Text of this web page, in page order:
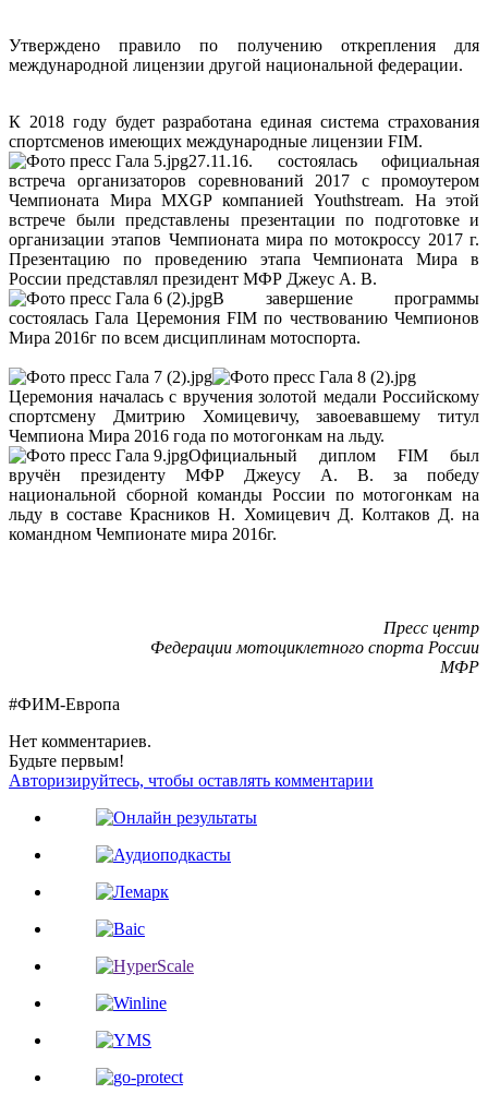
Утверждено правило по получению открепления для
международной лицензии другой национальной федерации.
К 2018 году будет разработана единая система страхования
спортсменов имеющих международные лицензии FIM.
27.11.16. состоялась официальная
встреча организаторов соревнований 2017 с промоутером
Чемпионата Мира MXGP компанией Youthstream. На этой
встрече были представлены презентации по подготовке и
организации этапов Чемпионата мира по мотокроссу 2017 г.
Презентацию по проведению этапа Чемпионата Мира в
России представлял президент МФР Джеус А. В.
В завершение программы
состоялась Гала Церемония FIM по чествованию Чемпионов
Мира 2016г по всем дисциплинам мотоспорта.
Церемония началась с вручения золотой медали Российскому
спортсмену Дмитрию Хомицевичу, завоевавшему титул
Чемпиона Мира 2016 года по мотогонкам на льду.
Официальный диплом FIM был
вручён президенту МФР Джеусу А. В. за победу
национальной сборной команды России по мотогонкам на
льду в составе Красников Н. Хомицевич Д. Колтаков Д. на
командном Чемпионате мира 2016г.
Пресс центр
Федерации мотоциклетного спорта России
МФР
#ФИМ-Европа
Нет комментариев.
Будьте первым!
Авторизируйтесь, чтобы оставлять комментарии